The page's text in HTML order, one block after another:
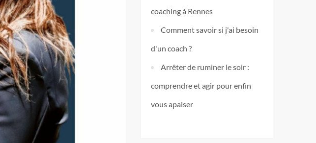
coaching à Rennes
Comment savoir si j'ai besoin
d'un coach ?
Arrêter de ruminer le soir :
comprendre et agir pour enfin
vous apaiser